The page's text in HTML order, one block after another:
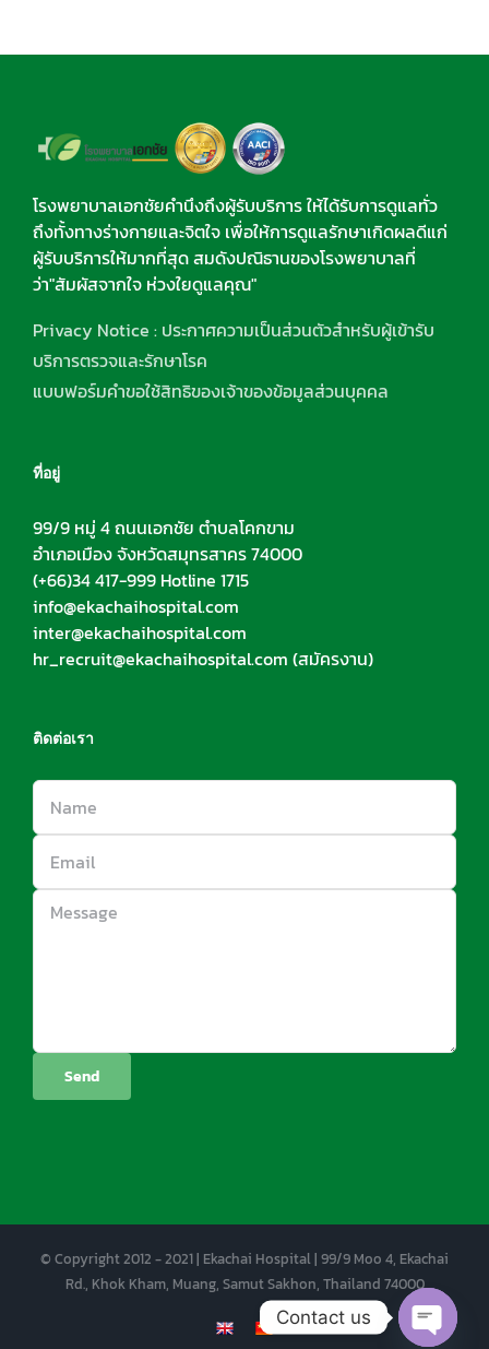
โรงพยาบาลเอกชัยคำนึงถึงผู้รับบริการ ให้ได้รับการดูแลทั่ว
ถึงทั้งทางร่างกายและจิตใจ เพื่อให้การดูแลรักษาเกิดผลดีแก่
ผู้รับบริการให้มากที่สุด สมดังปณิธานของโรงพยาบาลที่
ว่า"สัมผัสจากใจ ห่วงใยดูแลคุณ"
Privacy Notice : ประกาศความเป็นส่วนตัวสำหรับผู้เข้ารับ
บริการตรวจและรักษาโรค
แบบฟอร์มคำขอใช้สิทธิของเจ้าของข้อมูลส่วนบุคคล
ที่อยู่
99/9 หมู่ 4 ถนนเอกชัย ตำบลโคกขาม
อำเภอเมือง จังหวัดสมุทรสาคร 74000
(+66)34 417-999 Hotline 1715
info@ekachaihospital.com
inter@ekachaihospital.com
hr_recruit@ekachaihospital.com (สมัครงาน)
ติดต่อเรา
© Copyright 2012 - 2021 | Ekachai Hospital | 99/9 Moo 4, Ekachai
Rd., Khok Kham, Muang, Samut Sakhon, Thailand 74000
EN CNContact us